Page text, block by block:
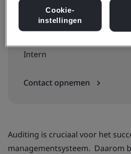
Intern
Contact opnemen
Auditing is cruciaal voor het
managementsysteem. Daarom
Cookie-
instellingen